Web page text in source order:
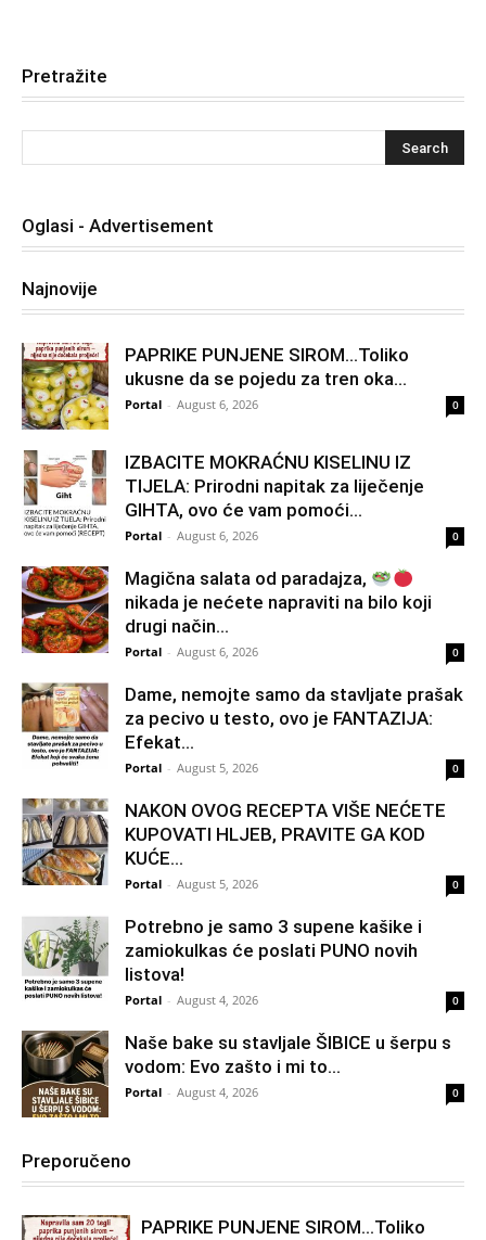
Pretražite
Oglasi - Advertisement
Najnovije
PAPRIKE PUNJENE SIROM…Toliko
ukusne da se pojedu za tren oka…
Portal - August 6, 2026 0
IZBACITE MOKRAĆNU KISELINU IZ
TIJELA: Prirodni napitak za liječenje
GIHTA, ovo će vam pomoći...
Portal - August 6, 2026 0
Magična salata od paradajza,
nikada je nećete napraviti na bilo koji
drugi način…
Portal - August 6, 2026 0
Dame, nemojte samo da stavljate prašak
za pecivo u testo, ovo je FANTAZIJA:
Efekat...
Portal - August 5, 2026 0
NAKON OVOG RECEPTA VIŠE NEĆETE
KUPOVATI HLJEB, PRAVITE GA KOD
KUĆE…
Portal - August 5, 2026 0
Potrebno je samo 3 supene kašike i
zamiokulkas će poslati PUNO novih
listova!
Portal - August 4, 2026 0
Naše bake su stavljale ŠIBICE u šerpu s
vodom: Evo zašto i mi to...
Portal - August 4, 2026 0
Preporučeno
PAPRIKE PUNJENE SIROM…Toliko